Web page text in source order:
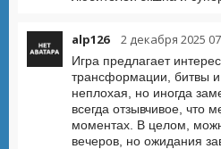
alp126 2 декабря 2025
Игра предлагает
трансформации, битвы
неплохая, но иногда
всегда отзывчивое, что
моментах. В целом,
вечеров, но ожидания